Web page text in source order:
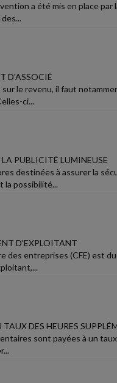
a été mis en place
D'ASSOCIÉ
le revenu, il faut
ci...
PUBLICITÉ LUMINEUSE
destinées à assurer la
la possibilité...
D'EXPLOITANT
des entreprises (CFE) est
DES HEURES
sont payées à un